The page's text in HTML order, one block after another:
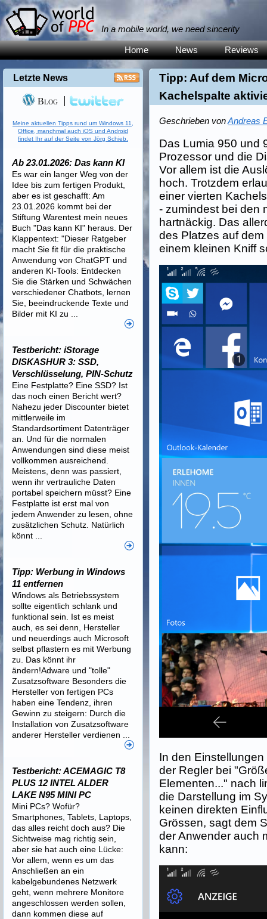
In a mobile world, we need sincerity
Home News Reviews
Tipp: Auf dem
Kachelspalte
Geschrieben vonAndreas
Das Lumia 950 und
Prozessor und die
Vor allem ist die
hoch. Trotzdem
einer vierten
- zumindest bei den
hartnäckig. Das
des Platzes auf
einem kleinen Kniff
In den
der Regler bei
Elementen..." nach
die Darstellung im
keinen direkten
Grössen, sagt dem
der Anwender auch
kann:
Letzte News
Blog
Meine aktuellen Tipps rund um Windows 11,
Office, manchmal auch iOS und Android
findet Ihr auf der Seite von Jörg Schieb.
Ab 23.01.2026: Das kann KI
Es war ein langer Weg von der
Idee bis zum fertigen Produkt,
aber es ist geschafft: Am
23.01.2026 kommt bei der
Stiftung Warentest mein neues
Buch "Das kann KI" heraus. Der
Klappentext: "Dieser Ratgeber
macht Sie fit für die praktische
Anwendung von ChatGPT und
anderen KI-Tools: Entdecken
Sie die Stärken und Schwächen
verschiedener Chatbots, lernen
Sie, beeindruckende Texte und
Bilder mit KI zu ...
Testbericht: iStorage
DISKASHUR 3: SSD,
Verschlüsselung, PIN-Schutz
Eine Festplatte? Eine SSD? Ist
das noch einen Bericht wert?
Nahezu jeder Discounter bietet
mittlerweile im
Standardsortiment Datenträger
an. Und für die normalen
Anwendungen sind diese meist
vollkommen ausreichend.
Meistens, denn was passiert,
wenn ihr vertrauliche Daten
portabel speichern müsst? Eine
Festplatte ist erst mal von
jedem Anwender zu lesen, ohne
zusätzlichen Schutz. Natürlich
könnt ...
Tipp: Werbung in Windows
11 entfernen
Windows als Betriebssystem
sollte eigentlich schlank und
funktional sein. Ist es meist
auch, es sei denn, Hersteller
und neuerdings auch Microsoft
selbst pflastern es mit Werbung
zu. Das könnt ihr
ändern!Adware und "tolle"
Zusatzsoftware Besonders die
Hersteller von fertigen PCs
haben eine Tendenz, ihren
Gewinn zu steigern: Durch die
Installation von Zusatzsoftware
anderer Hersteller verdienen ...
Testbericht: ACEMAGIC T8
PLUS 12 INTEL ALDER
LAKE N95 MINI PC
Mini PCs? Wofür?
Smartphones, Tablets, Laptops,
das alles reicht doch aus? Die
Sichtweise mag richtig sein,
aber sie hat auch eine Lücke:
Vor allem, wenn es um das
Anschließen an ein
kabelgebundenes Netzwerk
geht, wenn mehrere Monitore
angeschlossen werden sollen,
dann kommen diese auf